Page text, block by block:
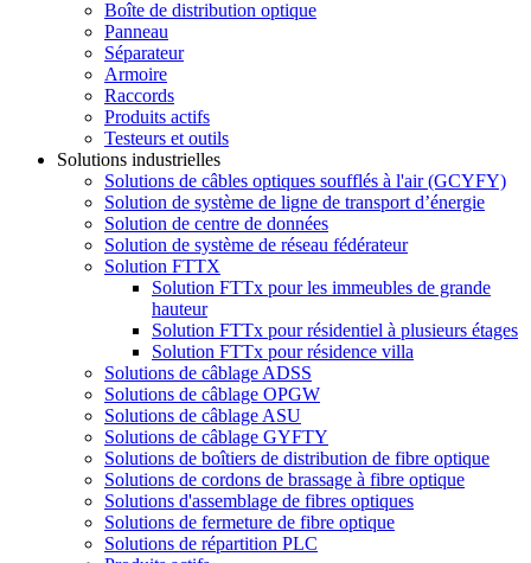
Boîte de distribution optique
Panneau
Séparateur
Armoire
Raccords
Produits actifs
Testeurs et outils
Solutions industrielles
Solutions de câbles optiques soufflés à l'air (GCYFY)
Solution de système de ligne de transport d’énergie
Solution de centre de données
Solution de système de réseau fédérateur
Solution FTTX
Solution FTTx pour les immeubles de grande
hauteur
Solution FTTx pour résidentiel à plusieurs étages
Solution FTTx pour résidence villa
Solutions de câblage ADSS
Solutions de câblage OPGW
Solutions de câblage ASU
Solutions de câblage GYFTY
Solutions de boîtiers de distribution de fibre optique
Solutions de cordons de brassage à fibre optique
Solutions d'assemblage de fibres optiques
Solutions de fermeture de fibre optique
Solutions de répartition PLC